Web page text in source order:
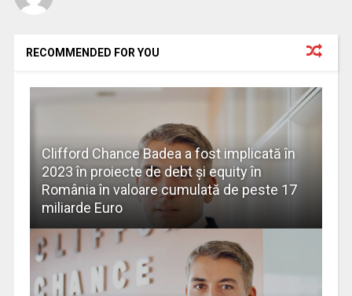
RECOMMENDED FOR YOU
Clifford Chance Badea a fost implicată în
2023 în proiecte de debt și equity în
România în valoare cumulată de peste 17
miliarde Euro